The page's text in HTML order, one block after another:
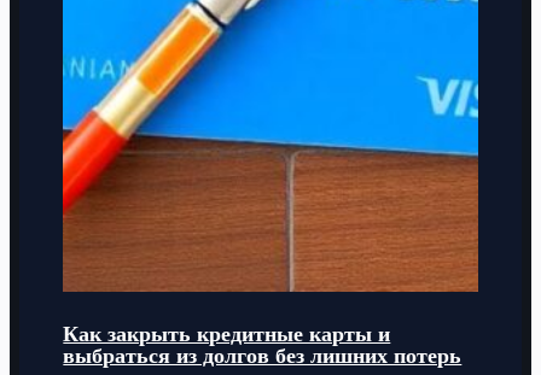
Как закрыть кредитные карты и
выбраться из долгов без лишних потерь